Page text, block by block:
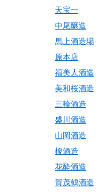
天宝一
中尾醸造
馬上酒造場
原本店
福美人酒造
美和桜酒造
三輪酒造
盛川酒造
山岡酒造
榎酒造
花酔酒造
賀茂鶴酒造